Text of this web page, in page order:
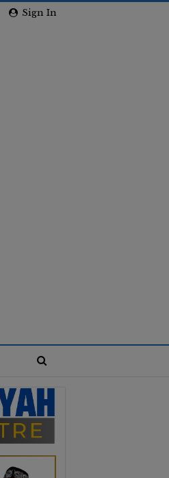
Sign In